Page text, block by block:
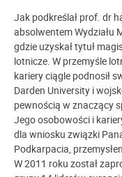
Jak podkreślał prof. dr
absolwentem Wydziału
gdzie uzyskał tytuł
lotnicze. W przemyśle
kariery ciągle podnosił
Darden University i
pewnością w znaczący
Jego osobowości i
dla wniosku związki
Podkarpacia,
W 2011 roku został